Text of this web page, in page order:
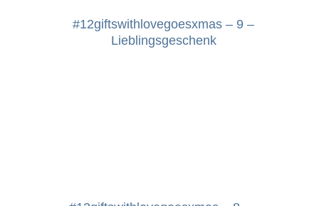
#12giftswithlovegoesxmas – 9 –
Lieblingsgeschenk